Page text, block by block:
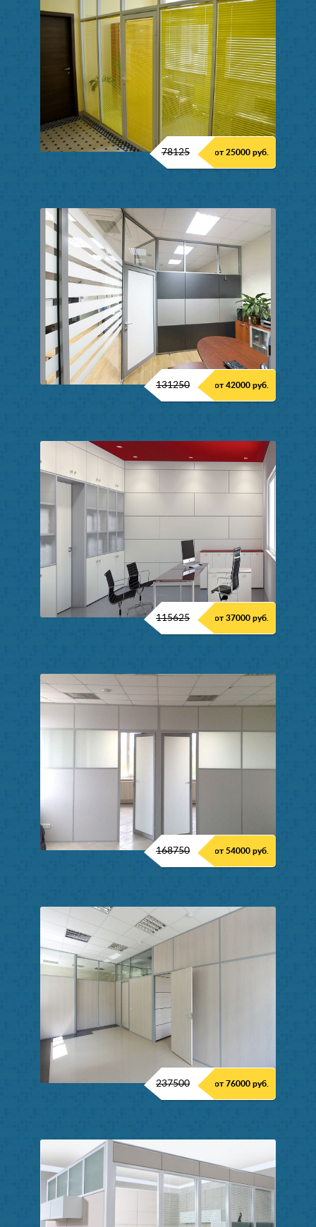
78125 от 25000 руб.
131250 от 42000 руб.
115625 от 37000 руб.
168750 от 54000 руб.
237500 от 76000 руб.